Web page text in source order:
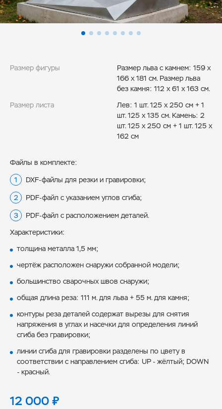
Размер фигуры
Размер льва с камнем: 159 x
166 x 181 см. Размер льва
без камня: 112 х 61 х 163 см.
Размер листа
Лев: 1 шт. 125 x 250 см + 1
шт. 125 x 135 см. Камень: 2
шт. 125 x 250 см + 1 шт. 125 x
162 см
Файлы в комплекте:
DXF-файлы для резки и гравировки;
PDF-файл с указанием углов сгиба;
PDF-файл с расположением деталей.
Характеристики:
толщина металла 1,5 мм;
чертёж расположен снаружи собранной модели;
большинство сварочных швов снаружи;
общая длина реза: 111 м. для льва + 55 м. для камня;
контуры реза деталей содержат вырезы для снятия
напряжения в углах и насечки для определения линий
сгиба без гравировки;
линии сгиба для гравировки разделены по цвету в
соответствии с направлением сгиба: UP - жёлтый; DOWN
- красный.
12 000₽